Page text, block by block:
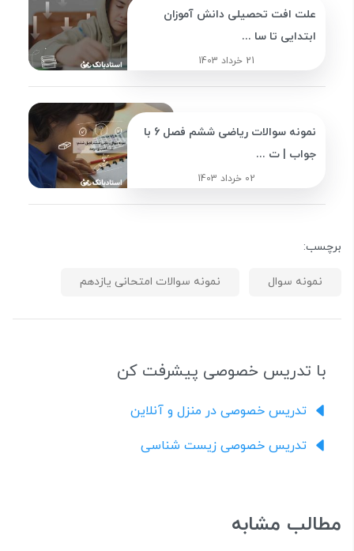
علت افت تحصیلی دانش آموزان
ابتدایی تا سا ...
21 خرداد 1403
نمونه سوالات ریاضی ششم فصل 6 با
جواب | ت ...
02 خرداد 1403
برچسب:
نمونه سوال نمونه سوالات امتحانی یازدهم
با تدریس خصوصی پیشرفت کن
تدریس خصوصی در منزل و آنلاین
تدریس خصوصی زیست شناسی
مطالب مشابه